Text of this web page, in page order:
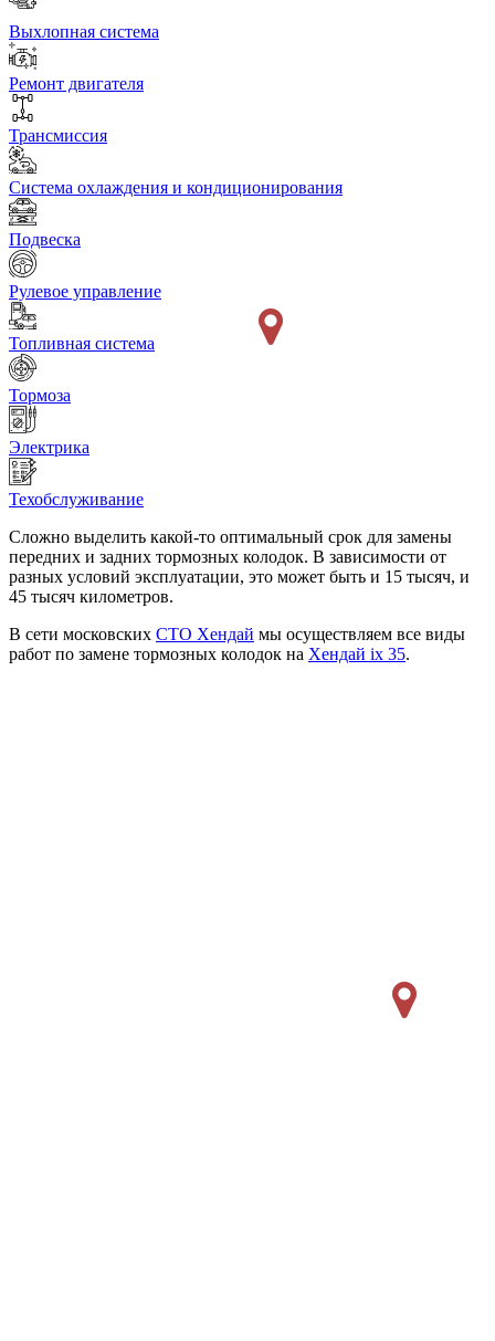
Выхлопная система
Ремонт двигателя
Трансмиссия
Система охлаждения и кондиционирования
Подвеска
Рулевое управление
Топливная система
Тормоза
Электрика
Техобслуживание
Сложно выделить какой-то оптимальный срок для замены
передних и задних тормозных колодок. В зависимости от
разных условий эксплуатации, это может быть и 15 тысяч, и
45 тысяч километров.
В сети московских СТО Хендай мы осуществляем все виды
работ по замене тормозных колодок на Хендай iх 35.